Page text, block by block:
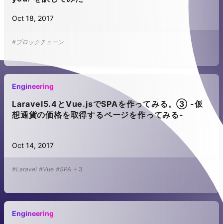
Oct 18, 2017
#ブロックチェーン
Engineering
Laravel5.4とVue.jsでSPAを作ってみる。③ -仮
想通貨の価格を取得するページを作ってみる-
Oct 14, 2017
#Laravel #Vue #SPA + 3
Engineering